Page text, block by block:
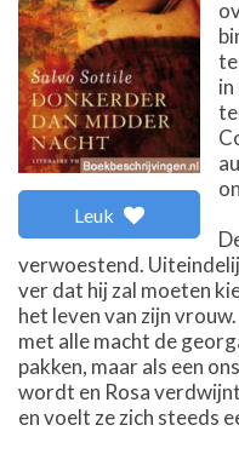
Leuk
verwoestend.
ver dat hij zal moeten
het leven van zijn
met alle macht de
pakken, maar als een
wordt en Rosa
en voelt ze zich steeds